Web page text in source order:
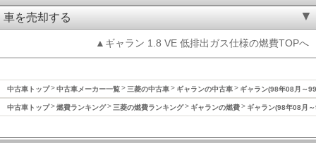
車を売却する
▲ギャラン 1.8 VE 低排出ガス仕様の燃費TOPへ
中古車トップ 中古車メーカー一覧 三菱の中古車 ギャランの中古車 ギャラン(98年08月～
中古車トップ 燃費ランキング 三菱の燃費ランキング ギャランの燃費 ギャラン(98年08月